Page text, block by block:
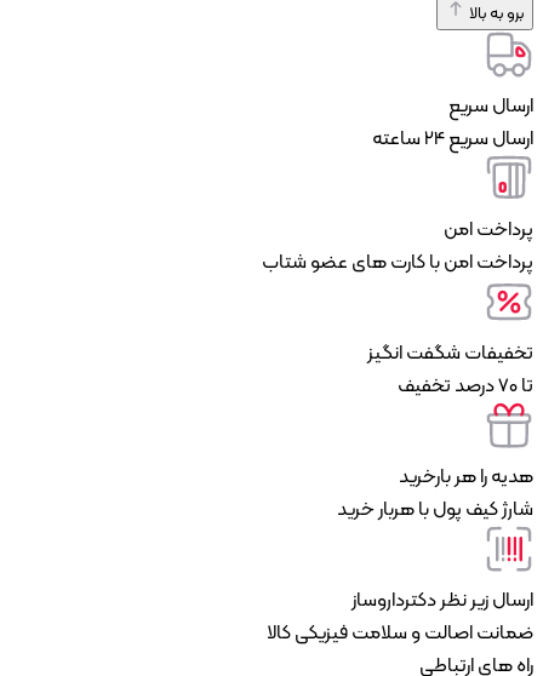
بالا
سریع
24 ساعته
امن
امن با کارت های عضو شتاب
شگفت انگیز
را هر بارخرید
کیف پول با هربار خرید
زیر نظر دکترداروساز
اصالت و سلامت فیزیکی کالا
ارتباطی